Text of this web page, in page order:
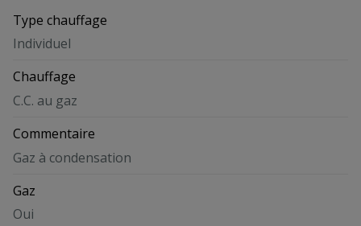
Type chauffage
Individuel
Chauffage
C.C. au gaz
Commentaire
Gaz à condensation
Gaz
Oui